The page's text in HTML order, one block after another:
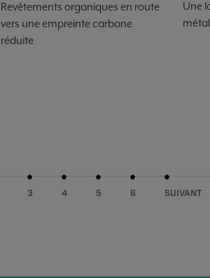
Revêtements organiques en route
vers une empreinte carbone
réduite
Une
3 4 5 6 SUIVANT